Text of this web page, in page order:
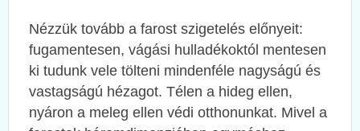
Nézzük tovább a farost szigetelés előnyeit:
fugamentesen, vágási hulladékoktól mentesen
ki tudunk vele tölteni mindenféle nagyságú és
vastagságú hézagot. Télen a hideg ellen,
nyáron a meleg ellen védi otthonunkat. Mivel a